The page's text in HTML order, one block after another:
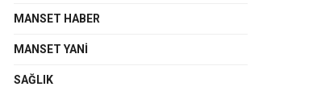
MANSET HABER
MANSET YANI
SAĞLIK